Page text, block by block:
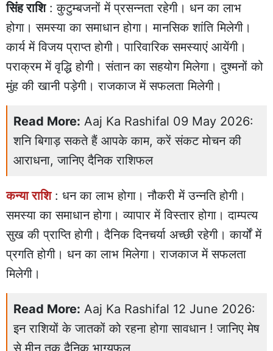
सिंह राशि: कुटुम्बजनों में प्रसन्नता रहेगी। धन का लाभ
होगा। समस्या का समाधान होगा। मानसिक शांति मिलेगी।
कार्य में विजय प्राप्त होगी। पारिवारिक समस्याएं आयेंगी।
पराक्रम में वृद्धि होगी। संतान का सहयोग मिलेगा। दुश्मनों को
मुंह की खानी पड़ेगी। राजकाज में सफलता मिलेगी।
Read More: Aaj Ka Rashifal 09 May 2026:
शनि बिगाड़ सकते हैं आपके काम, करें संकट मोचन की
आराधना, जानिए दैनिक राशिफल
कन्या राशि: धन का लाभ होगा। नौकरी में उन्नति होगी।
समस्या का समाधान होगा। व्यापार में विस्तार होगा। दाम्पत्य
सुख की प्राप्ति होगी। दैनिक दिनचर्या अच्छी रहेगी। कार्यों में
प्रगति होगी। धन का लाभ मिलेगा। राजकाज में सफलता
मिलेगी।
Read More: Aaj Ka Rashifal 12 June 2026:
इन राशियों के जातकों को रहना होगा सावधान ! जानिए मेष